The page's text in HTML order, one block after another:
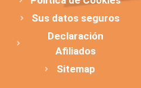
Sus datos seguros
Declaración
Afiliados
Sitemap